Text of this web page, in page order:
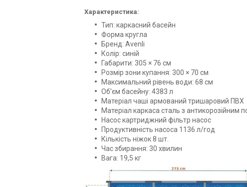
Характеристика:
Тип: каркасний басейн
Форма кругла
Бренд: Avenli
Колір: синій
Габарити: 305 × 76 см
Розмір зони купання: 300 × 70 см
Максимальний рівень води: 68 см
Об'єм басейну: 4383 л
Матеріал чаші армований тришаровий ПВХ
Матеріал каркаса сталь з антикорозійним
Насос картриджний фільтр насос
Продуктивність насоса 1136 л/год
Кількість ніжок 8 шт.
Час збирання: 30 хвилин
Вага: 19,5 кг